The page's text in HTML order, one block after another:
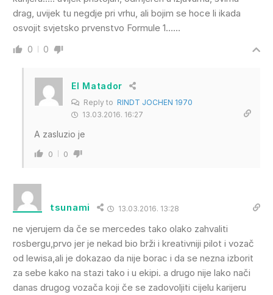
drag, uvijek tu negdje pri vrhu, ali bojim se hoce li ikada
osvojit svjetsko prvenstvo Formule 1……
0 0
El Matador
Reply to RINDT JOCHEN 1970
13.03.2016. 16:27
A zasluzio je
0 0
tsunami 13.03.2016. 13:28
ne vjerujem da če se mercedes tako olako zahvaliti
rosbergu,prvo jer je nekad bio brži i kreativniji pilot i vozač
od lewisa,ali je dokazao da nije borac i da se nezna izborit
za sebe kako na stazi tako i u ekipi. a drugo nije lako nači
danas drugog vozača koji če se zadovoljiti cijelu karijeru